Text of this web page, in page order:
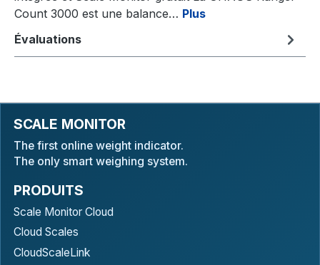
Count 3000 est une balance… Plus
Évaluations
SCALE MONITOR
The first online weight indicator.
The only smart weighing system.
PRODUITS
Scale Monitor Cloud
Cloud Scales
CloudScaleLink